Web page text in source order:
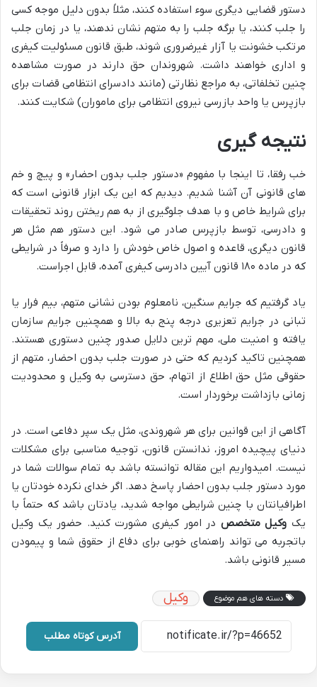
دستور قضایی دیگری سوء استفاده کنند، مثلاً بدون دلیل موجه کسی
را جلب کنند، یا برگه جلب را به متهم نشان ندهند، یا در زمان جلب
مرتکب خشونت یا آزار غیرضروری شوند، طبق قانون مسئولیت کیفری
و اداری خواهند داشت. شهروندان حق دارند در صورت مشاهده
چنین تخلفاتی، به مراجع نظارتی (مانند دادسرای انتظامی قضات برای
بازپرس یا واحد بازرسی نیروی انتظامی برای ماموران) شکایت کنند.
نتیجه گیری
خب رفقا، تا اینجا با مفهوم «دستور جلب بدون احضار» و پیچ و خم
های قانونی آن آشنا شدیم. دیدیم که این یک ابزار قانونی است که
برای شرایط خاص و با هدف جلوگیری از به هم ریختن روند تحقیقات
و دادرسی، توسط بازپرس صادر می شود. این دستور هم مثل هر
قانون دیگری، قاعده و اصول خاص خودش را دارد و صرفاً در شرایطی
که در ماده ۱۸۰ قانون آیین دادرسی کیفری آمده، قابل اجراست.
یاد گرفتیم که جرایم سنگین، نامعلوم بودن نشانی متهم، بیم فرار یا
تبانی در جرایم تعزیری درجه پنج به بالا و همچنین جرایم سازمان
یافته و امنیت ملی، مهم ترین دلایل صدور چنین دستوری هستند.
همچنین تاکید کردیم که حتی در صورت جلب بدون احضار، متهم از
حقوقی مثل حق اطلاع از اتهام، حق دسترسی به وکیل و محدودیت
زمانی بازداشت برخوردار است.
آگاهی از این قوانین برای هر شهروندی، مثل یک سپر دفاعی است. در
دنیای پیچیده امروز، ندانستن قانون، توجیه مناسبی برای مشکلات
نیست. امیدواریم این مقاله توانسته باشد به تمام سوالات شما در
مورد دستور جلب بدون احضار پاسخ دهد. اگر خدای نکرده خودتان یا
اطرافیانتان با چنین شرایطی مواجه شدید، یادتان باشد که حتماً با
یک وکیل متخصص در امور کیفری مشورت کنید. حضور یک وکیل
باتجربه می تواند راهنمای خوبی برای دفاع از حقوق شما و پیمودن
مسیر قانونی باشد.
دسته های هم موضوع وکیل
آدرس کوتاه مطلب